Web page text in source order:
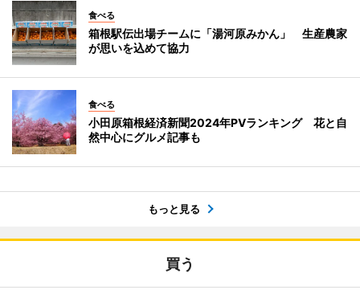
食べる
箱根駅伝出場チームに「湯河原みかん」 生産農家
が思いを込めて協力
食べる
小田原箱根経済新聞2024年PVランキング 花と自
然中心にグルメ記事も
もっと見る
買う